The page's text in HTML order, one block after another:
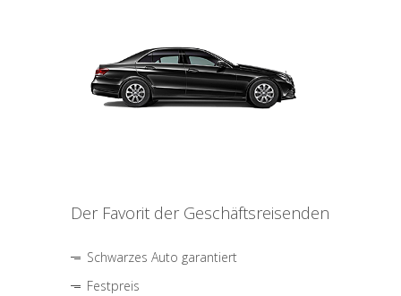
Der Favorit der Geschäftsreisenden
Schwarzes Auto garantiert
Festpreis